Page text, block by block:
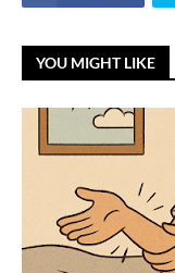
YOU MIGHT LIKE